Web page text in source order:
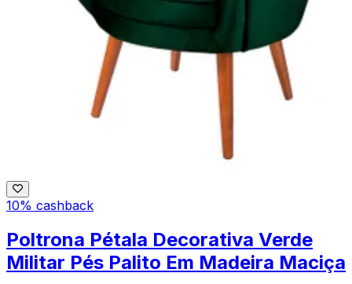
10% cashback
Poltrona Pétala Decorativa Verde
Militar Pés Palito Em Madeira Maciça